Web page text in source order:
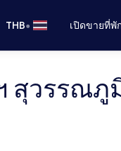
THB• เปิดขายที่
สุวรรณ